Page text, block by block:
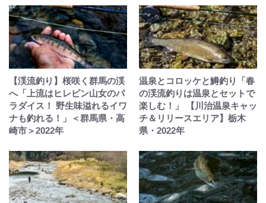
【渓流釣り】桜咲く群馬の渓
へ「上流はヒレピン山女のパ
ラダイス！ 野生味溢れるイワ
ナも釣れる！」＜群馬県・高
崎市＞2022年
温泉とコロッケと鱒釣り「春
の渓流釣りは温泉とセットで
楽しむ！」 【川治温泉キャッ
チ＆リリースエリア】栃木
県・2022年